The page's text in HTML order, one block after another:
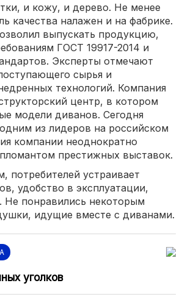
и кожу, и дерево. Не менее
качества налажен и на фабрике.
выпускать продукцию,
ГОСТ 19917-2014 и
Эксперты отмечают
сырья и
технологий. Компания
центр, в котором
модели диванов. Сегодня
из лидеров на российском
компании неоднократно
престижных выставок.
потребителей устраивает
удобство в эксплуатации,
Не понравились некоторым
идущие вместе с диванами.
уголков